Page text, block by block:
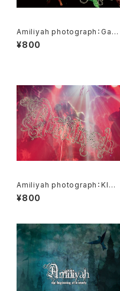
Amiliyah photograph：Gacc
i & Wester No.1～No.4
¥800
Amiliyah photograph：KIMI
No.1～No.8
¥800